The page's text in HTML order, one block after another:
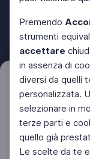
Premendo
strumenti
accettare
in assenza di
diversi da quelli
personalizzata.
selezionare in
terze parti e
quello già
Le scelte da te
Filtri